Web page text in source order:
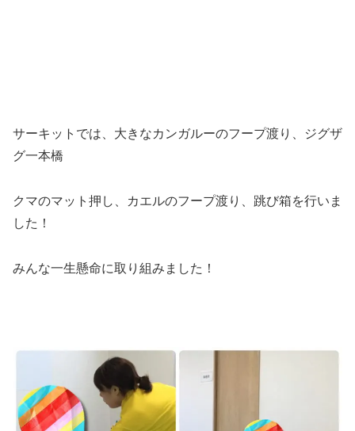
サーキットでは、大きなカンガルーのフープ渡り、ジグザ
グ一本橋
クマのマット押し、カエルのフープ渡り、跳び箱を行いま
した！
みんな一生懸命に取り組みました！